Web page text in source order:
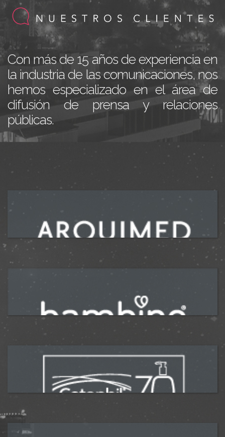
Con más de 15 años de experiencia en
la industria de las comunicaciones, nos
hemos especializado en el área de
difusión de prensa y relaciones
públicas.